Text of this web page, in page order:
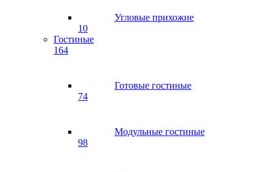
Угловые прихожие
10
Гостиные
164
Готовые гостиные
74
Модульные гостиные
98